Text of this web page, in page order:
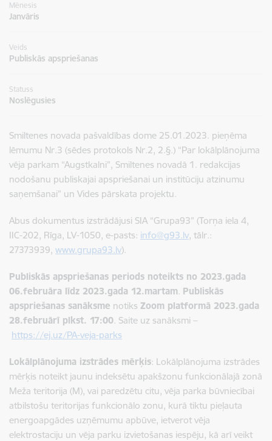
Mēnesis
Janvāris
Veids
Publiskās apspriešanas
Statuss
Noslēgusies
Smiltenes novada pašvaldības dome 25.01.2023. pieņēma
lēmumu Nr.3 (sēdes protokols Nr.2, 2.§.) “Par lokālplānojuma
vēja parkam “Augstkalni”, Smiltenes novadā 1. redakcijas
nodošanu publiskajai apspriešanai un institūciju atzinumu
saņemšanai” un Vides pārskata projektu.
Abus dokumentus izstrādājusi SIA “Grupa93” (Torņa iela 4,
IIC-202, Rīga, LV-1050, e-pasts: info@g93.lv, tālr.:
27373939, www.grupa93.lv).
Publiskās apspriešanas periods noteikts no 2023.gada
06.februāra līdz 2023.gada 12.martam. Publiskās
apspriešanas sanāksme notiks Zoom platformā 2023.gada
28.februārī plkst. 17:00. Saite uz sanāksmi –
https://ej.uz/PA-veja-parks
Lokālplānojuma izstrādes mērķis: Lokālplānojuma izstrādes
mērķis noteikt jaunu indeksētu apakšzonu funkcionālajā zonā
Meža teritorija (M), vai paredzētu citu, vēja parka būvniecībai
atbilstošu teritorijas funkcionālo zonu, kurā tiktu pieļauta
energoapgādes uzņēmumu apbūve, ietverot vēja
elektrostaciju un vēja parku izvietošanas iespēju, kā arī veikt